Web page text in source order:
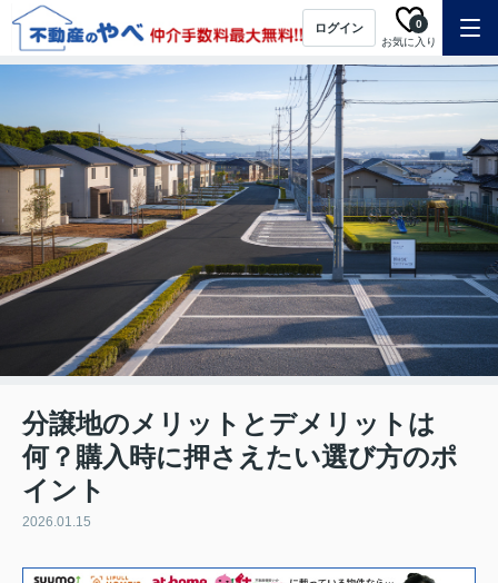
ログイン
お気に入り
0
分譲地のメリットとデメリットは
何？購入時に押さえたい選び方のポ
イント
2026.01.15